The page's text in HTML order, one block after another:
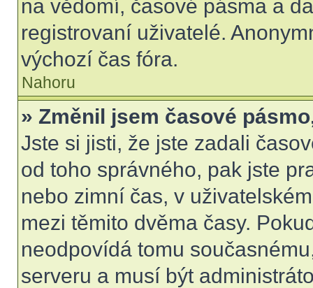
na vědomí, časové pásma a
registrovaní uživatelé.
výchozí čas fóra.
Nahoru
» Změnil jsem časové
Jste si jisti, že jste zadali
od toho správného, pak jste
nebo zimní čas, v
mezi těmito dvěma časy.
neodpovídá tomu
serveru a musí být